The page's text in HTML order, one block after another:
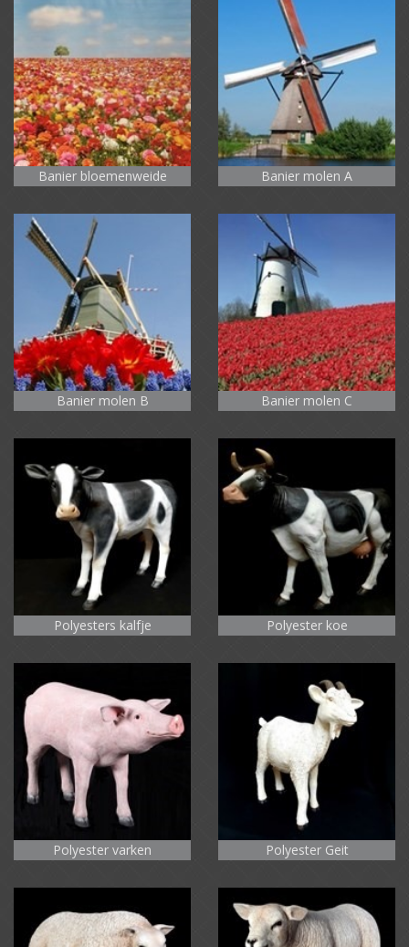
Banier bloemenweide Banier molen A
Banier molen B Banier molen C
Polyesters kalfje Polyester koe
Polyester varken Polyester Geit